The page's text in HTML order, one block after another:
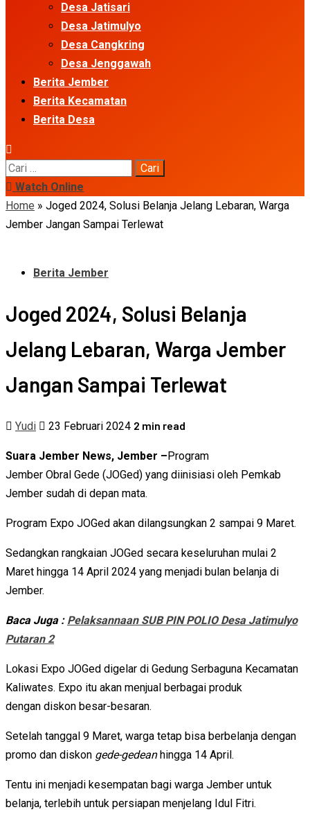
Desa Jatisari
Desa Jatimulyo
Desa Cangkring
Desa Jenggawah
Berita Jember
Berita Kecamatan
Berita Desa
Cari
untuk:
Watch Online
Home » Joged 2024, Solusi Belanja Jelang Lebaran, Warga
Jember Jangan Sampai Terlewat
Berita Jember
Joged 2024, Solusi Belanja
Jelang Lebaran, Warga Jember
Jangan Sampai Terlewat
Yudi 23 Februari 2024 2 min read
Suara Jember News, Jember – Program
Jember Obral Gede (JOGed) yang diinisiasi oleh Pemkab
Jember sudah di depan mata.
Program Expo JOGed akan dilangsungkan 2 sampai 9 Maret.
Sedangkan rangkaian JOGed secara keseluruhan mulai 2
Maret hingga 14 April 2024 yang menjadi bulan belanja di
Jember.
Baca Juga : Pelaksannaan SUB PIN POLIO Desa Jatimulyo
Putaran 2
Lokasi Expo JOGed digelar di Gedung Serbaguna Kecamatan
Kaliwates. Expo itu akan menjual berbagai produk
dengan diskon besar-besaran.
Setelah tanggal 9 Maret, warga tetap bisa berbelanja dengan
promo dan diskon gede-gedeanhingga 14 April.
Tentu ini menjadi kesempatan bagi warga Jember untuk
belanja, terlebih untuk persiapan menjelang Idul Fitri.